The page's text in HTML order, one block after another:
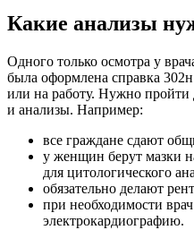
Какие анализы
Одного только осмотра у
была оформлена справка
или на работу. Нужно пройти
и анализы. Например:
все граждане сдают
у женщин берут мазки
для цитологического
обязательно делают
при необходимости
электрокардиографию.